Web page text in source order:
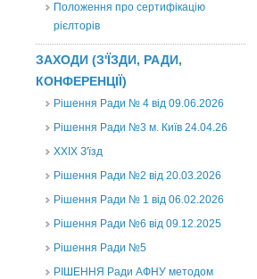
Положення про сертифікацію
рієлторів
ЗАХОДИ (З'ЇЗДИ, РАДИ,
КОНФЕРЕНЦІЇ)
Рішення Ради № 4 від 09.06.2026
Рішення Ради №3 м. Київ 24.04.26
XXІХ З'їзд
Рішення Ради №2 від 20.03.2026
Рішення Ради № 1 від 06.02.2026
Рішення Ради №6 від 09.12.2025
Рішення Ради №5
РІШЕННЯ Ради АФНУ методом